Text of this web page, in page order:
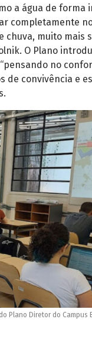
a água de forma
completamente
muito mais
O Plano
no
de convivência e
Plano Diretor do Campus